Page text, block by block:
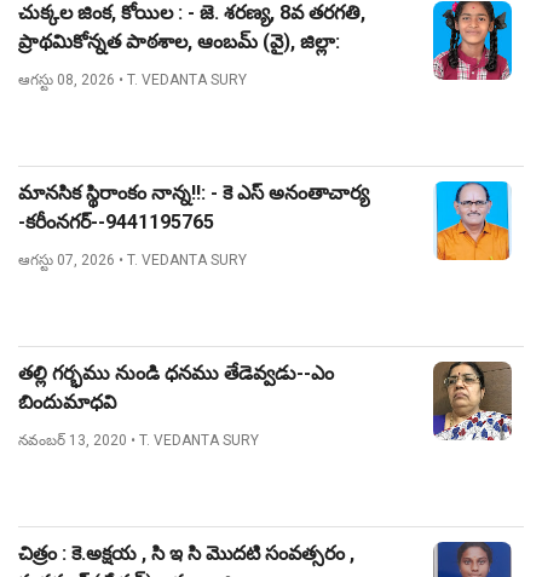
చుక్కల జింక, కోయిల : - జె. శరణ్య, 8వ తరగతి,
ప్రాథమికోన్నత పాఠశాల, ఆంబమ్ (వై), జిల్లా:
నిజామాబాద్.
ఆగస్టు 08, 2026 • T. VEDANTA SURY
మానసిక స్థిరాంకం నాన్న!!: - కె ఎస్ అనంతాచార్య
-కరీంనగర్--9441195765
ఆగస్టు 07, 2026 • T. VEDANTA SURY
తల్లి గర్భము నుండి ధనము తేడెవ్వడు--ఎం
బిందుమాధవి
నవంబర్ 13, 2020 • T. VEDANTA SURY
చిత్రం : కె.అక్షయ , సి ఇ సి మొదటి సంవత్సరం ,